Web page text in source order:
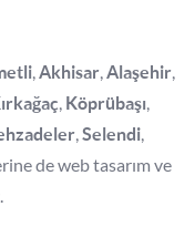
,Akhisar,Alaşehir,
, Köprübaşı,
,Selendi,
de web tasarım ve